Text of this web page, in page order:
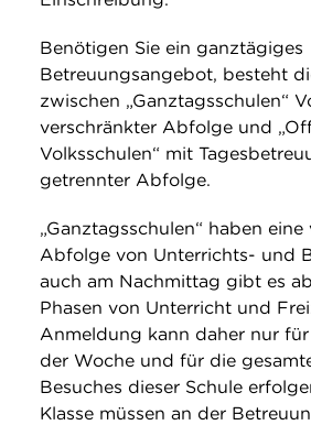
Benötigen Sie ein ganztägiges
Betreuungsangebot, besteht
zwischen „Ganztagsschulen“
verschränkter Abfolge und
Volksschulen“ mit
getrennter Abfolge.
„Ganztagsschulen“ haben
Abfolge von Unterrichts- und
auch am Nachmittag gibt es
Phasen von Unterricht und
Anmeldung kann daher nur für
der Woche und für die
Besuches dieser Schule
Klasse müssen an der